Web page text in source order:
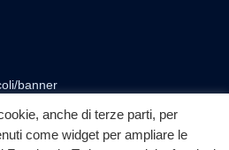
banner
anche di terze parti, per
come widget per ampliare le